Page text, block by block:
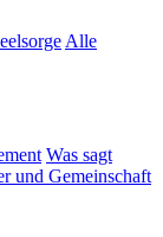
Alle
Was sagt
und Gemeinschaft